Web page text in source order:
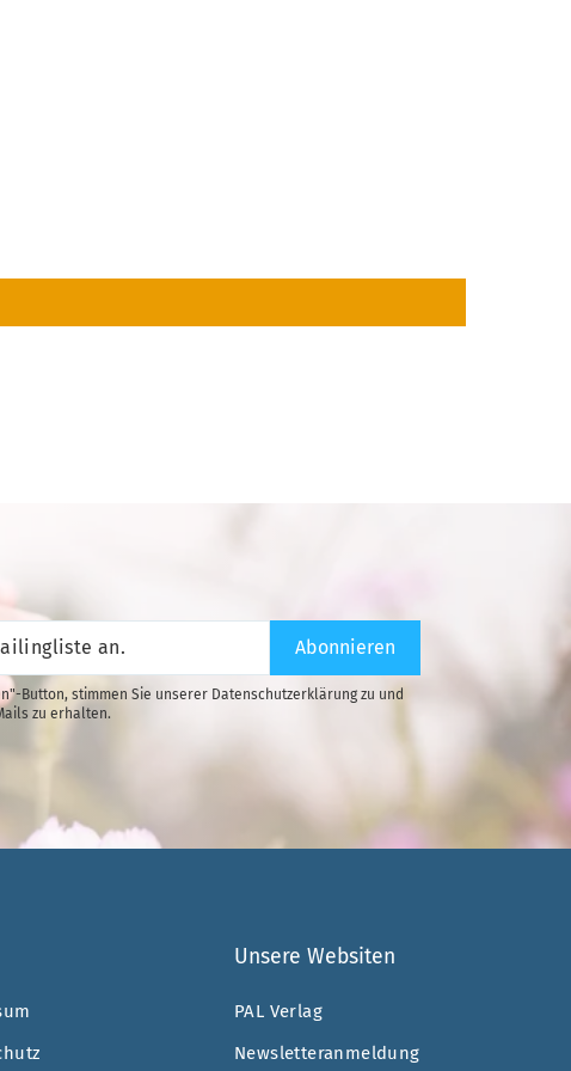
Abonnieren
Button, stimmen Sie unserer Datenschutzerklärung zu und
zu erhalten.
Unsere Websiten
PAL Verlag
Newsletteranmeldung